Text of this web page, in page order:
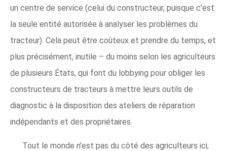
un centre de service (celui du constructeur, puisque c'est
la seule entité autorisée à analyser les problèmes du
tracteur). Cela peut être coûteux et prendre du temps, et
plus précisément, inutile – du moins selon les agriculteurs
de plusieurs États, qui font du lobbying pour obliger les
constructeurs de tracteurs à mettre leurs outils de
diagnostic à la disposition des ateliers de réparation
indépendants et des propriétaires.
Tout le monde n'est pas du côté des agriculteurs ici;